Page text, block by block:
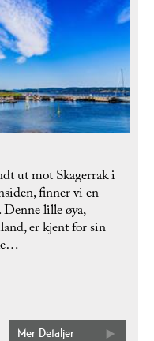
ut mot Skagerrak i
finner vi en
lille øya,
er kjent for sin
Mer Detaljer